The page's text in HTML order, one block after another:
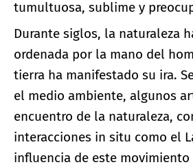
tumultuosa, sublime y
Durante siglos, la naturaleza
ordenada por la mano del
tierra ha manifestado su ira.
el medio ambiente, algunos
encuentro de la naturaleza,
interacciones in situ como el
influencia de este